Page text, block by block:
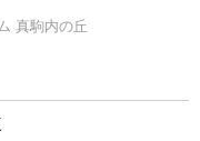
真駒内の丘